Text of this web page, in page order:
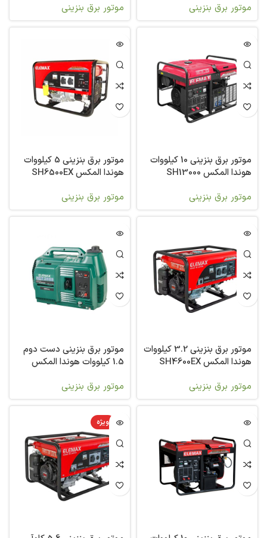
موتور برق بنزینی
موتور برق بنزینی
موتور برق بنزینی 10 کیلووات
هوندا المکس SH13000
موتور برق بنزینی
موتور برق بنزینی 5 کیلووات
هوندا المکس SH6500EX
موتور برق بنزینی
موتور برق بنزینی 3.2 کیلووات
هوندا المکس SH4600EX
موتور برق بنزینی
موتور برق بنزینی دست دوم
1.5 کیلووات هوندا المکس
موتور برق بنزینی
ویژه